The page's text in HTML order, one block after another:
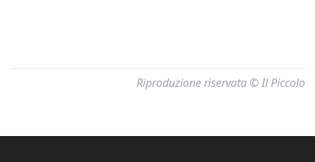
Riproduzione riservata © Il Piccolo